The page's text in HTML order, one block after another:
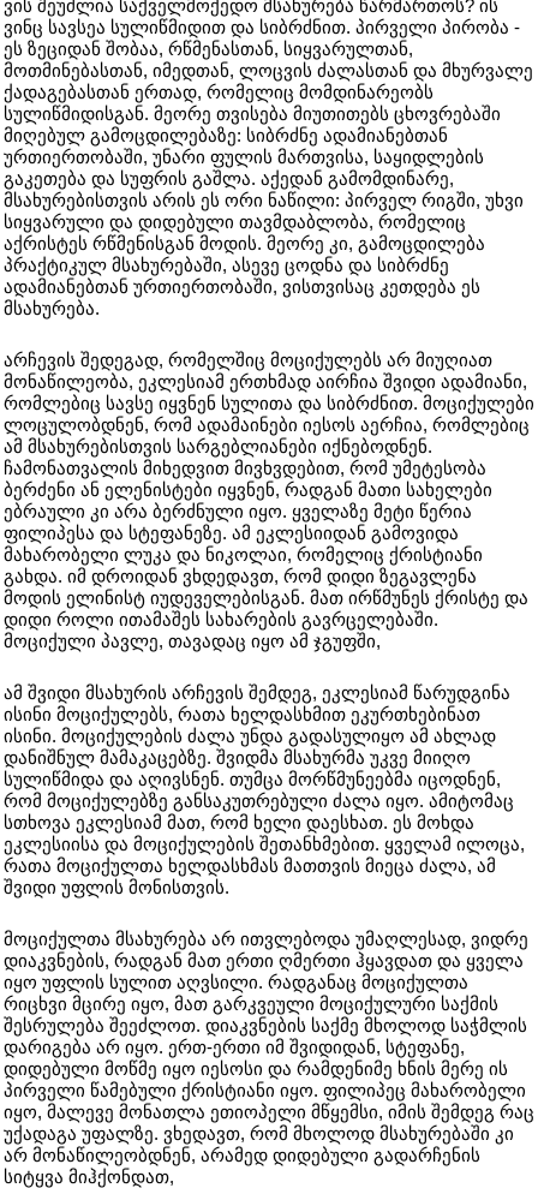
ვის შეუძლია საქველმოქედო მსახურება წარმართოს? ის
ვინც სავსეა სულიწმიდით და სიბრძნით. პირველი პირობა -
ეს ზეციდან შობაა, რწმენასთან, სიყვარულთან,
მოთმინებასთან, იმედთან, ლოცვის ძალასთან და მხურვალე
ქადაგებასთან ერთად, რომელიც მომდინარეობს
სულიწმიდისგან. მეორე თვისება მიუთითებს ცხოვრებაში
მიღებულ გამოცდილებაზე: სიბრძნე ადამიანებთან
ურთიერთობაში, უნარი ფულის მართვისა, საყიდლების
გაკეთება და სუფრის გაშლა. აქედან გამომდინარე,
მსახურებისთვის არის ეს ორი ნაწილი: პირველ რიგში, უხვი
სიყვარული და დიდებული თავმდაბლობა, რომელიც
აქრისტეს რწმენისგან მოდის. მეორე კი, გამოცდილება
პრაქტიკულ მსახურებაში, ასევე ცოდნა და სიბრძნე
ადამიანებთან ურთიერთობაში, ვისთვისაც კეთდება ეს
მსახურება.
არჩევის შედეგად, რომელშიც მოციქულებს არ მიუღიათ
მონაწილეობა, ეკლესიამ ერთხმად აირჩია შვიდი ადამიანი,
რომლებიც სავსე იყვნენ სულითა და სიბრძნით. მოციქულები
ლოცულობდნენ, რომ ადამაინები იესოს აერჩია, რომლებიც
ამ მსახურებისთვის სარგებლიანები იქნებოდნენ.
ჩამონათვალის მიხედვით მივხვდებით, რომ უმეტესობა
ბერძენი ან ელენისტები იყვნენ, რადგან მათი სახელები
ებრაული კი არა ბერძნული იყო. ყველაზე მეტი წერია
ფილიპესა და სტეფანეზე. ამ ეკლესიიდან გამოვიდა
მახარობელი ლუკა და ნიკოლაი, რომელიც ქრისტიანი
გახდა. იმ დროიდან ვხდედავთ, რომ დიდი ზეგავლენა
მოდის ელინისტ იუდეველებისგან. მათ ირწმუნეს ქრისტე და
დიდი როლი ითამაშეს სახარების გავრცელებაში.
მოციქული პავლე, თავადაც იყო ამ ჯგუფში,
ამ შვიდი მსახურის არჩევის შემდეგ, ეკლესიამ წარუდგინა
ისინი მოციქულებს, რათა ხელდასხმით ეკურთხებინათ
ისინი. მოციქულების ძალა უნდა გადასულიყო ამ ახლად
დანიშნულ მამაკაცებზე. შვიდმა მსახურმა უკვე მიიღო
სულიწმიდა და აღივსნენ. თუმცა მორწმუნეებმა იცოდნენ,
რომ მოციქულებზე განსაკუთრებული ძალა იყო. ამიტომაც
სთხოვა ეკლესიამ მათ, რომ ხელი დაესხათ. ეს მოხდა
ეკლესიისა და მოციქულების შეთანხმებით. ყველამ ილოცა,
რათა მოციქულთა ხელდასხმას მათთვის მიეცა ძალა, ამ
შვიდი უფლის მონისთვის.
მოციქულთა მსახურება არ ითვლებოდა უმაღლესად, ვიდრე
დიაკვნების, რადგან მათ ერთი ღმერთი ჰყავდათ და ყველა
იყო უფლის სულით აღვსილი. რადგანაც მოციქულთა
რიცხვი მცირე იყო, მათ გარკვეული მოციქულური საქმის
შესრულება შეეძლოთ. დიაკვნების საქმე მხოლოდ საჭმლის
დარიგება არ იყო. ერთ-ერთი იმ შვიდიდან, სტეფანე,
დიდებული მოწმე იყო იესოსი და რამდენიმე ხნის მერე ის
პირველი წამებული ქრისტიანი იყო. ფილიპეც მახარობელი
იყო, მალევე მონათლა ეთიოპელი მწყემსი, იმის შემდეგ რაც
უქადაგა უფალზე. ვხედავთ, რომ მხოლოდ მსახურებაში კი
არ მონაწილეობდნენ, არამედ დიდებული გადარჩენის
სიტყვა მიჰქონდათ,